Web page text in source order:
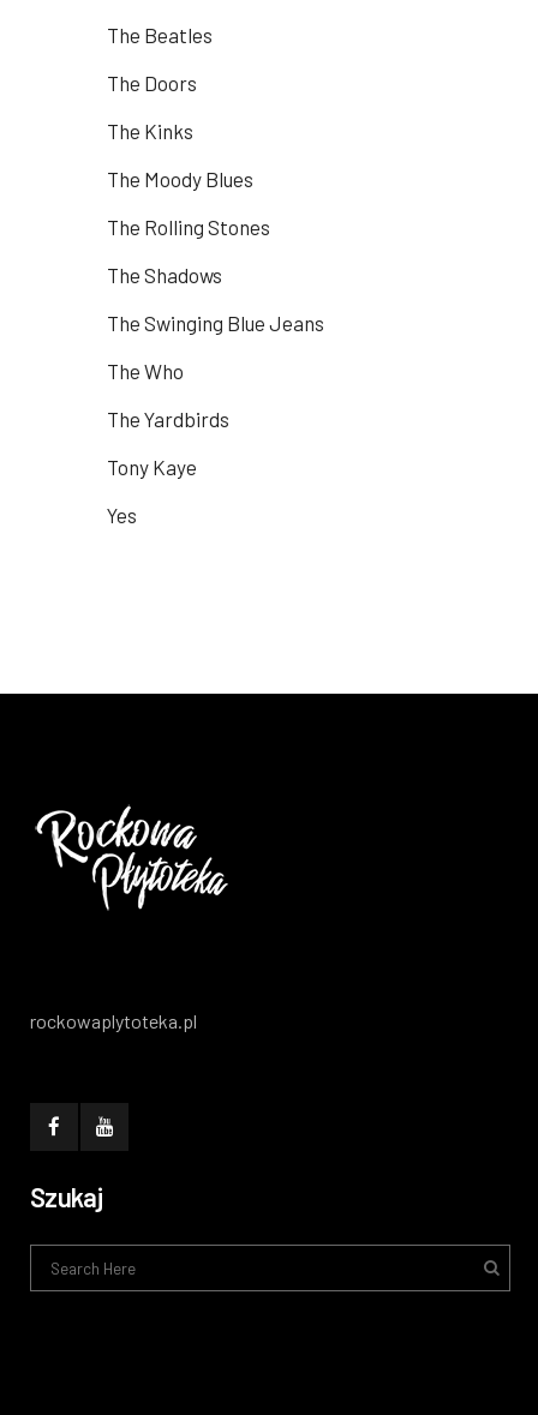
The Beatles
The Doors
The Kinks
The Moody Blues
The Rolling Stones
The Shadows
The Swinging Blue Jeans
The Who
The Yardbirds
Tony Kaye
Yes
rockowaplytoteka.pl
Szukaj